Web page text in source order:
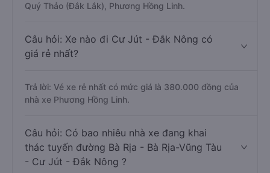
Quý Thảo (Đắk Lắk), Phương Hồng Linh.
Câu hỏi: Xe nào đi Cư Jút - Đắk Nông có
giá rẻ nhất?
Trả lời: Vé xe rẻ nhất có mức giá là 380.000 đồng của
nhà xe Phương Hồng Linh.
Câu hỏi: Có bao nhiêu nhà xe đang khai
thác tuyến đường Bà Rịa - Bà Rịa-Vũng Tàu
- Cư Jút - Đắk Nông ?